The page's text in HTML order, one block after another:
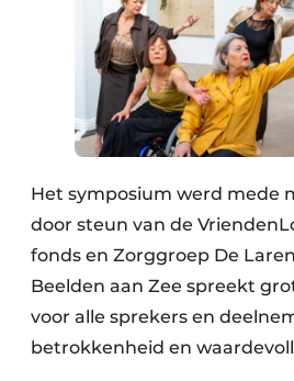
Het symposium werd mede
door steun van de
fonds en Zorggroep De
Beelden aan Zee spreekt
voor alle sprekers en
betrokkenheid en